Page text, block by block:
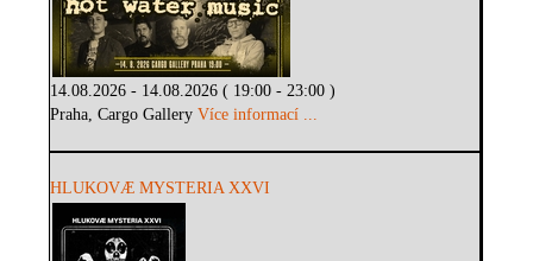
14.08.2026 - 14.08.2026 ( 19:00 - 23:00 )
Praha, Cargo GalleryVíce informací ...
HLUKOVÆ MYSTERIA XXVI